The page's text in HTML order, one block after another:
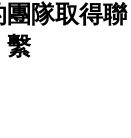
團隊取得聯
繫